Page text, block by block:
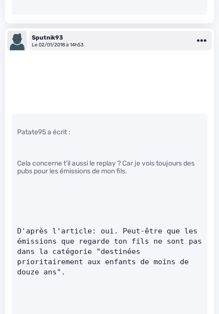
Sputnik93
Le 02/01/2018 à 14h53
Patate95 a écrit :
Cela concerne t’il aussi le replay ? Car je vois toujours des
pubs pour les émissions de mon fils.
D'après l'article: oui. Peut-être que les
émissions que regarde ton fils ne sont pas
dans la catégorie "destinées
prioritairement aux enfants de moins de
douze ans".